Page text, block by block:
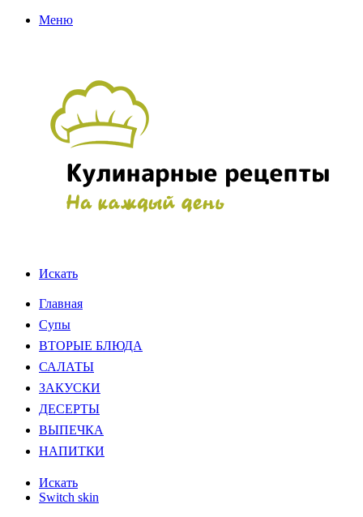
Меню
Искать
Главная
Супы
ВТОРЫЕ БЛЮДА
САЛАТЫ
ЗАКУСКИ
ДЕСЕРТЫ
ВЫПЕЧКА
НАПИТКИ
Искать
Switch skin